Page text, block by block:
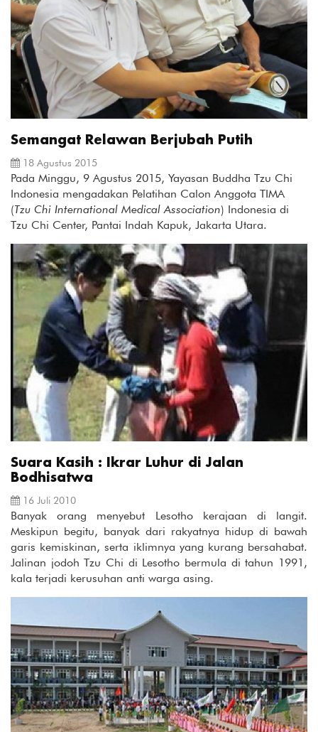
Semangat Relawan Berjubah Putih
18 Agustus 2015
Pada Minggu, 9 Agustus 2015, Yayasan Buddha Tzu Chi
Indonesia mengadakan Pelatihan Calon Anggota TIMA
(Tzu Chi International Medical Association) Indonesia di
Tzu Chi Center, Pantai Indah Kapuk, Jakarta Utara.
Suara Kasih : Ikrar Luhur di Jalan
Bodhisatwa
16 Juli 2010
Banyak orang menyebut Lesotho kerajaan di langit.
Meskipun begitu, banyak dari rakyatnya hidup di bawah
garis kemiskinan, serta iklimnya yang kurang bersahabat.
Jalinan jodoh Tzu Chi di Lesotho bermula di tahun 1991,
kala terjadi kerusuhan anti warga asing.